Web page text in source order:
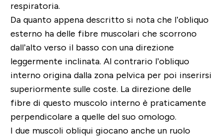
respiratoria.
Da quanto appena descritto si nota che l’obliquo
esterno ha delle fibre muscolari che scorrono
dall’alto verso il basso con una direzione
leggermente inclinata. Al contrario l’obliquo
interno origina dalla zona pelvica per poi inserirsi
superiormente sulle coste. La direzione delle
fibre di questo muscolo interno è praticamente
perpendicolare a quelle del suo omologo.
I due muscoli obliqui giocano anche un ruolo